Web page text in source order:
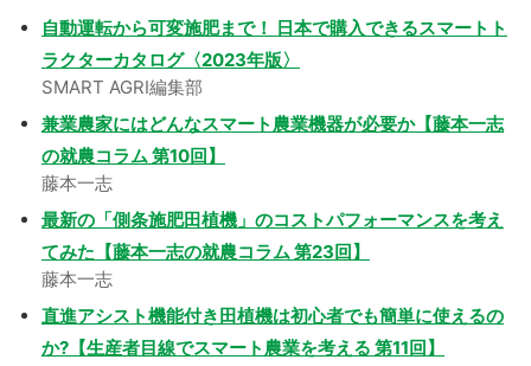
自動運転から可変施肥まで！ 日本で購入できるスマートト
ラクターカタログ〈2023年版〉
SMART AGRI編集部
兼業農家にはどんなスマート農業機器が必要か【藤本一志
の就農コラム 第10回】
藤本一志
最新の「側条施肥田植機」のコストパフォーマンスを考え
てみた【藤本一志の就農コラム 第23回】
藤本一志
直進アシスト機能付き田植機は初心者でも簡単に使えるの
か?【生産者目線でスマート農業を考える 第11回】